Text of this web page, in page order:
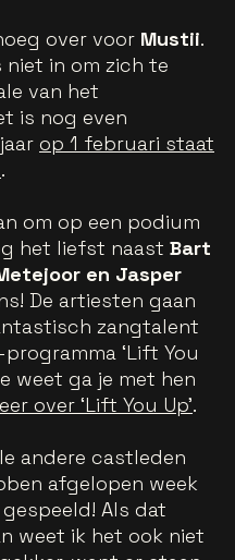
over voor Mustii.
niet in om zich te
van het
is nog even
op 1 februari staat
.
om op een podium
het liefst naast Bart
en Jasper
De artiesten gaan
zangtalent
‘Lift You
weet ga je met hen
over ‘Lift You Up’.
andere castleden
afgelopen week
Als dat
weet ik het ook niet